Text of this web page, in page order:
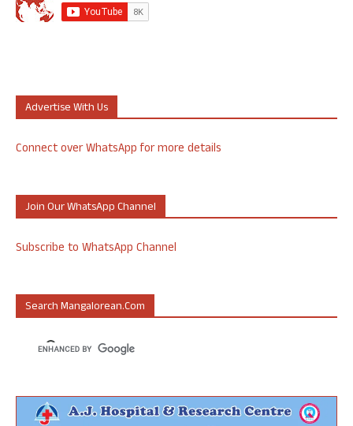
Advertise With Us
Connect over WhatsApp for more details
Join Our WhatsApp Channel
Subscribe to WhatsApp Channel
Search Mangalorean.com